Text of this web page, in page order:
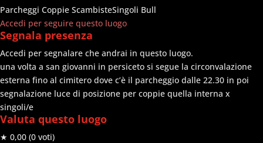
Parcheggi Coppie ScambisteSingoli Bull
Accedi per seguire questo luogo
Segnala presenza
Accedi per segnalare che andrai in questo luogo.
una volta a san giovanni in persiceto si segue la circonvalazione
esterna fino al cimitero dove c’è il parcheggio dalle 22.30 in poi
segnalazione luce di posizione per coppie quella interna x
singoli/e
Valuta questo luogo
★ 0,00 (0 voti)